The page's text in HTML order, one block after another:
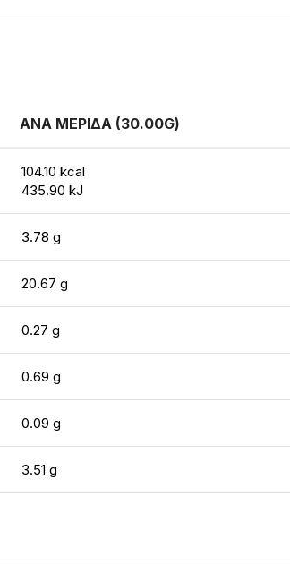
ΑΝΑ ΜΕΡΙΔΑ (30.00G)
104.10 kcal
435.90 kJ
3.78 g
20.67 g
0.27 g
0.69 g
0.09 g
3.51 g